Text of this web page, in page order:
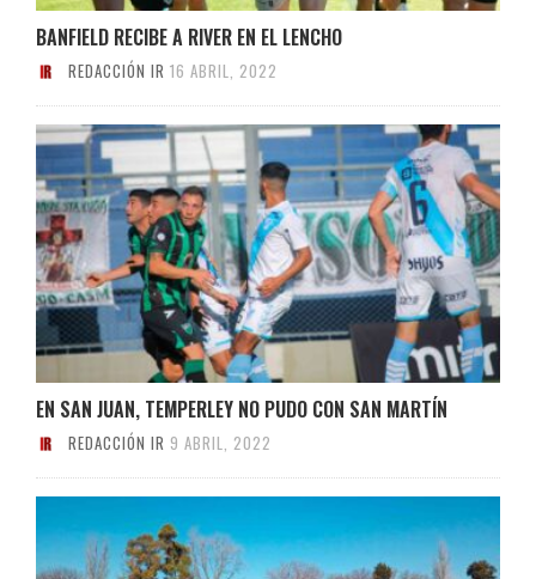
BANFIELD RECIBE A RIVER EN EL LENCHO
REDACCIÓN IR 16 ABRIL, 2022
EN SAN JUAN, TEMPERLEY NO PUDO CON SAN MARTÍN
REDACCIÓN IR 9 ABRIL, 2022